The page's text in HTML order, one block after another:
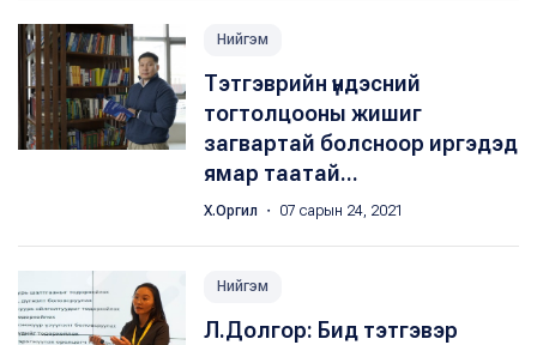
Нийгэм
Тэтгэврийн үндэсний
тогтолцооны жишиг
загвартай болсноор иргэдэд
ямар таатай...
Х.Оргил ・ 07 сарын 24, 2021
Нийгэм
Л.Долгор: Бид тэтгэвэр